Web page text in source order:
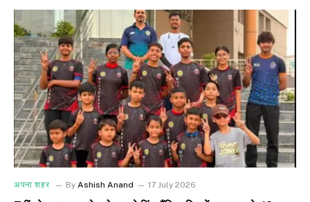
अपना शहर By Ashish Anand 17 July 2026